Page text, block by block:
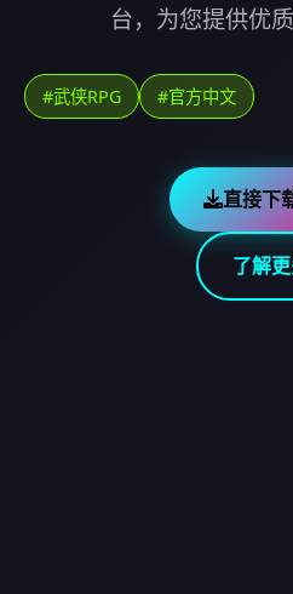
台，为您提供优
#武侠RPG #官方中文
直接下
了解